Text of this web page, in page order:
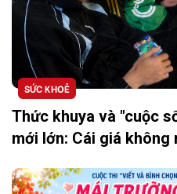
SỨC KHOẺ
Thức khuya và "cuộc
mới lớn: Cái giá không